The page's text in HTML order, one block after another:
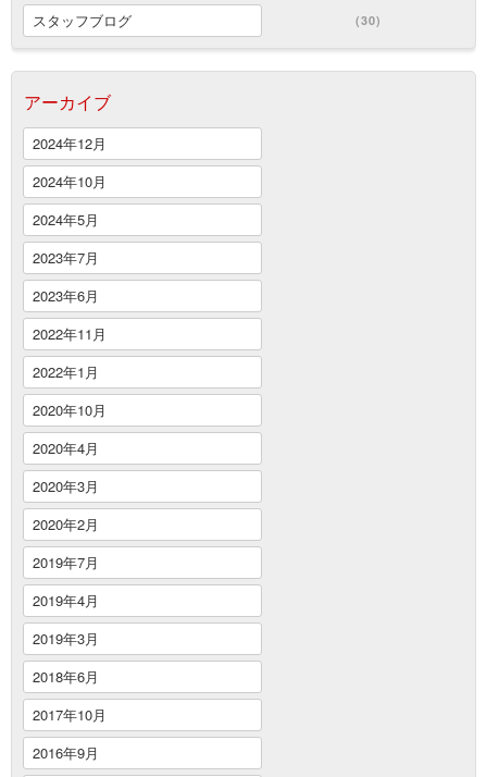
スタッフブログ (30)
アーカイブ
2024年12月
2024年10月
2024年5月
2023年7月
2023年6月
2022年11月
2022年1月
2020年10月
2020年4月
2020年3月
2020年2月
2019年7月
2019年4月
2019年3月
2018年6月
2017年10月
2016年9月